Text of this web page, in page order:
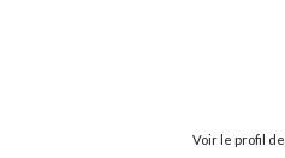
Voir le profil de